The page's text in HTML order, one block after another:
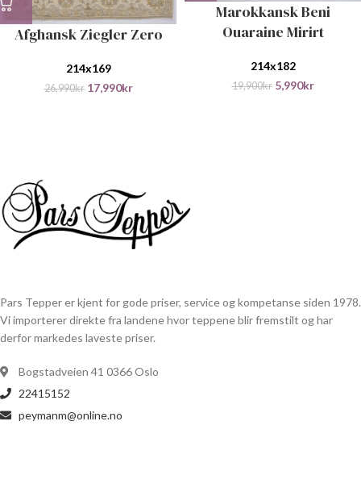
Afghansk Ziegler Zero
214x169
26,990kr 17,990kr
Marokkansk Beni
Ouaraine Mirirt
214x182
19,900kr 5,990kr
Pars Tepper er kjent for gode priser, service og kompetanse siden 1978.
Vi importerer direkte fra landene hvor teppene blir fremstilt og har
derfor markedes laveste priser.
Bogstadveien 41 0366 Oslo
22415152
peymanm@online.no